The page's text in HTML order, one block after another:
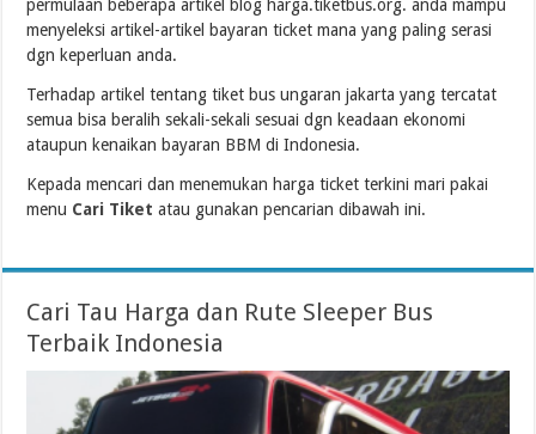
permulaan beberapa artikel blog harga.tiketbus.org. anda mampu
menyeleksi artikel-artikel bayaran ticket mana yang paling serasi
dgn keperluan anda.
Terhadap artikel tentang tiket bus ungaran jakarta yang tercatat
semua bisa beralih sekali-sekali sesuai dgn keadaan ekonomi
ataupun kenaikan bayaran BBM di Indonesia.
Kepada mencari dan menemukan harga ticket terkini mari pakai
menu Cari Tiket atau gunakan pencarian dibawah ini.
Cari Tau Harga dan Rute Sleeper Bus
Terbaik Indonesia